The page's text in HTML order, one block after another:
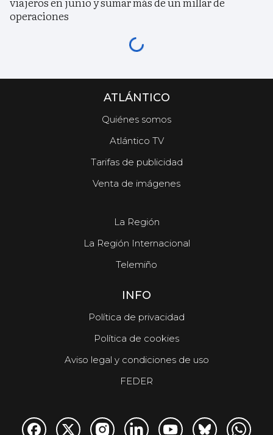
operaciones
ATLÁNTICO
Quiénes somos
Atlántico TV
Tarifas de publicidad
Venta de imágenes
La Región
La Región Internacional
Telemiño
INFO
Política de privacidad
Política de cookies
Aviso legal y condiciones de uso
FEDER